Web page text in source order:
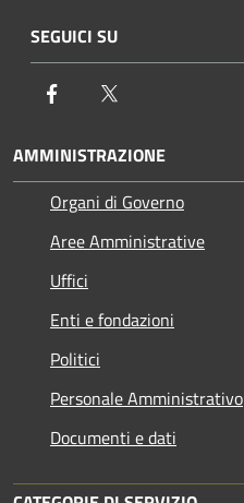
SEGUICI SU
Facebook
AMMINISTRAZIONE
Organi di Governo
Aree Amministrative
Uffici
Enti e fondazioni
Politici
Personale Amministrativo
Documenti e dati